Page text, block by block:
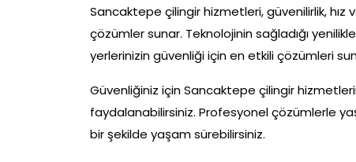
Sancaktepe çilingir hizmetleri, güvenilirlik,
çözümler sunar. Teknolojinin sağladığı
yerlerinizin güvenliği için en etkili çözümleri
Güvenliğiniz için Sancaktepe çilingir
faydalanabilirsiniz. Profesyonel çözümlerle
bir şekilde yaşam sürebilirsiniz.